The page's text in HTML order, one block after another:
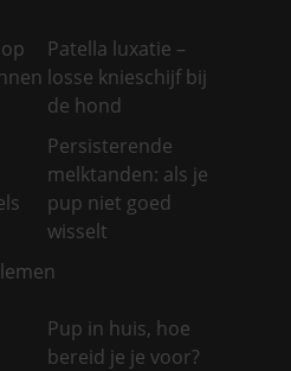
Patella luxatie –
losse knieschijf bij
de hond
Persisterende
melktanden: als je
pup niet goed
wisselt
Pup in huis, hoe
bereid je je voor?